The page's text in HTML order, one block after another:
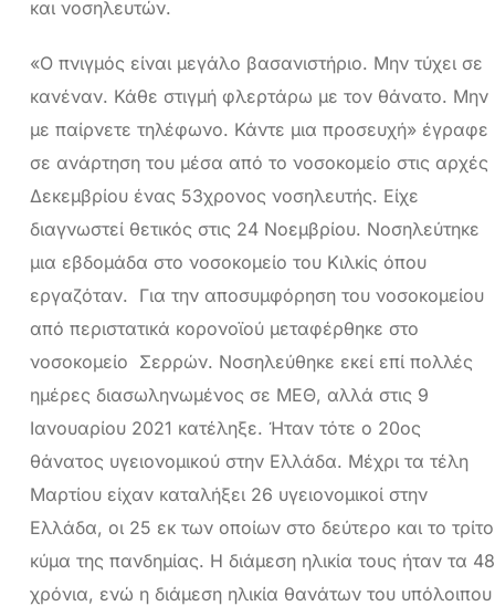
και νοσηλευτών.
«Ο πνιγμός είναι μεγάλο βασανιστήριο. Μην τύχει σε
κανέναν. Κάθε στιγμή φλερτάρω με τον θάνατο. Μην
με παίρνετε τηλέφωνο. Κάντε μια προσευχή» έγραφε
σε ανάρτηση του μέσα από το νοσοκομείο στις αρχές
Δεκεμβρίου ένας 53χρονος νοσηλευτής. Είχε
διαγνωστεί θετικός στις 24 Νοεμβρίου. Νοσηλεύτηκε
μια εβδομάδα στο νοσοκομείο του Κιλκίς όπου
εργαζόταν. Για την αποσυμφόρηση του νοσοκομείου
από περιστατικά κορονοϊού μεταφέρθηκε στο
νοσοκομείο Σερρών. Νοσηλεύθηκε εκεί επί πολλές
ημέρες διασωληνωμένος σε ΜΕΘ, αλλά στις 9
Ιανουαρίου 2021 κατέληξε. Ήταν τότε ο 20ος
θάνατος υγειονομικού στην Ελλάδα. Μέχρι τα τέλη
Μαρτίου είχαν καταλήξει 26 υγειονομικοί στην
Ελλάδα, οι 25 εκ των οποίων στο δεύτερο και το τρίτο
κύμα της πανδημίας. Η διάμεση ηλικία τους ήταν τα 48
χρόνια, ενώ η διάμεση ηλικία θανάτων του υπόλοιπου